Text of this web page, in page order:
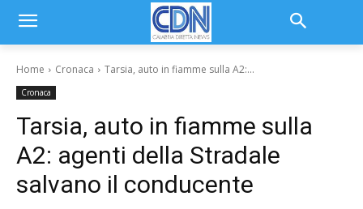
Home Cronaca Tarsia, auto in fiamme sulla A2:...
Cronaca
Tarsia, auto in fiamme sulla
A2: agenti della Stradale
salvano il conducente